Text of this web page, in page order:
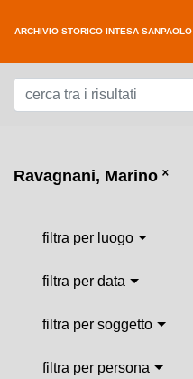
ARCHIVIO STORICO INTESA SANPAOLO
Ravagnani, Marino ˟
filtra per luogo
filtra per data
filtra per soggetto
filtra per persona